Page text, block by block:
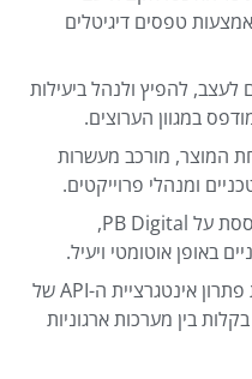
טפסים דיגיטלים
לעצב, להפיץ ולנהל ביעילות
במגוון הערוצים.
המוצר, מורכב מעשרות
ומנהלי פרוייקטים.
מערכת ההנגשה NAGIX, המבוססת על PB Digital,
באופן אוטומטי ויעיל.
PB Digital משלבת כ-OEM את פתרון אינטגרציית ה-API של